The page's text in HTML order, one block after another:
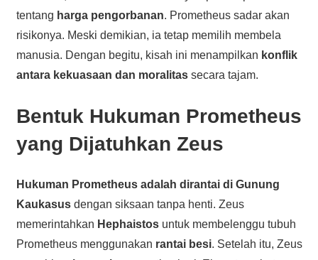
tentang harga pengorbanan. Prometheus sadar akan
risikonya. Meski demikian, ia tetap memilih membela
manusia. Dengan begitu, kisah ini menampilkan konflik
antara kekuasaan dan moralitassecara tajam.
Bentuk Hukuman Prometheus
yang Dijatuhkan Zeus
Hukuman Prometheus adalah dirantai di Gunung
Kaukasusdengan siksaan tanpa henti. Zeus
memerintahkan Hephaistosuntuk membelenggu tubuh
Prometheus menggunakan rantai besi. Setelah itu, Zeus